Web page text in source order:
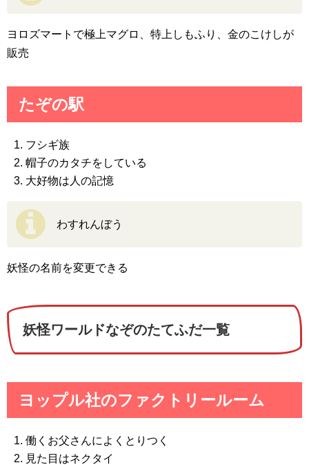
ヨロズマートで極上マグロ、特上しもふり、金のこけしが
販売
たぞの駅
フシギ族
帽子のカタチをしている
大好物は人の記憶
わすれんぼう
妖怪の名前を変更できる
妖怪ワールドなぞのたてふだ一覧
ヨップル社のファクトリールーム
働くお父さんによくとりつく
見た目はネクタイ